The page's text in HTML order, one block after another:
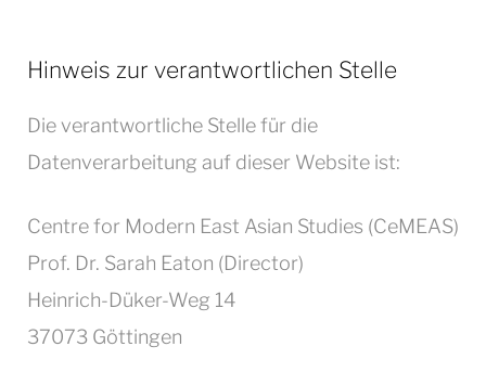
Hinweis zur verantwortlichen Stelle
Die verantwortliche Stelle für die
Datenverarbeitung auf dieser Website ist:
Centre for Modern East Asian Studies (CeMEAS)
Prof. Dr. Sarah Eaton (Director)
Heinrich-Düker-Weg 14
37073 Göttingen